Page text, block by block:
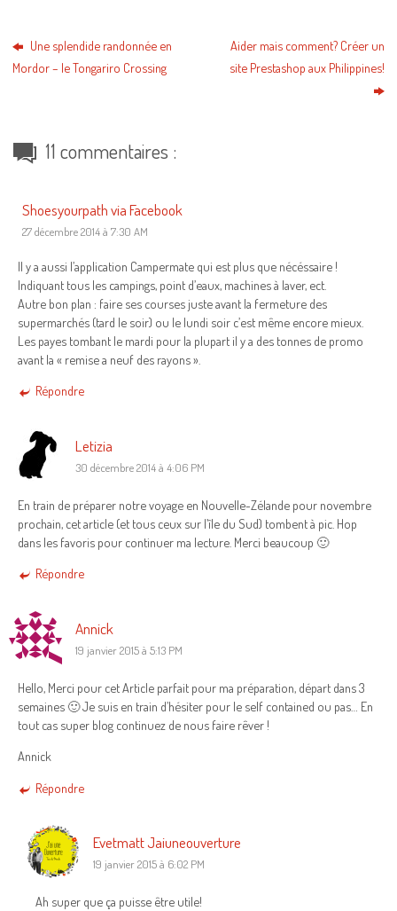
Une splendide randonnée en
Mordor – le Tongariro Crossing
Aider mais comment? Créer un
site Prestashop aux Philippines!
11 commentaires :
Shoesyourpath via Facebook
27 décembre 2014 à 7:30 AM
Il y a aussi l’application Campermate qui est plus que nécéssaire !
Indiquant tous les campings, point d’eaux, machines à laver, ect.
Autre bon plan : faire ses courses juste avant la fermeture des
supermarchés (tard le soir) ou le lundi soir c’est même encore mieux.
Les payes tombant le mardi pour la plupart il y a des tonnes de promo
avant la « remise a neuf des rayons ».
Répondre
Letizia
30 décembre 2014 à 4:06 PM
En train de préparer notre voyage en Nouvelle-Zélande pour novembre
prochain, cet article (et tous ceux sur l’île du Sud) tombent à pic. Hop
dans les favoris pour continuer ma lecture. Merci beaucoup 🙂
Répondre
Annick
19 janvier 2015 à 5:13 PM
Hello, Merci pour cet Article parfait pour ma préparation, départ dans 3
semaines 🙂 Je suis en train d’hésiter pour le self contained ou pas… En
tout cas super blog continuez de nous faire rêver !
Annick
Répondre
Evetmatt Jaiuneouverture
19 janvier 2015 à 6:02 PM
Ah super que ça puisse être utile!